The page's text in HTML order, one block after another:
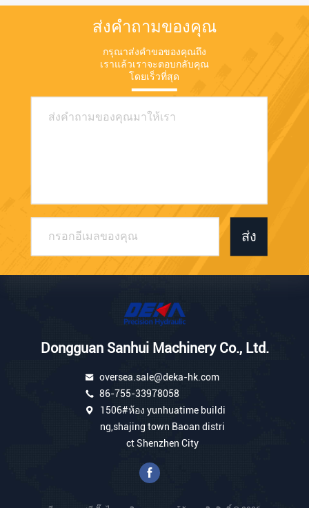
ส่งคำถามของคุณ
กรุณาส่งคำขอของคุณถึง
เราแล้วเราจะตอบกลับคุณ
โดยเร็วที่สุด
ส่ง
Dongguan Sanhui Machinery Co., Ltd.
oversea.sale@deka-hk.com
86-755-33978058
1506#ห้อง yunhuatime buildi
ng,shajing town Baoan distri
ct Shenzhen City